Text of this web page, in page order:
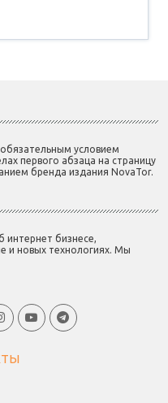
условием
первого абзаца на страницу
бренда издания NovaTor.
бизнесе,
и новых технологиях. Мы